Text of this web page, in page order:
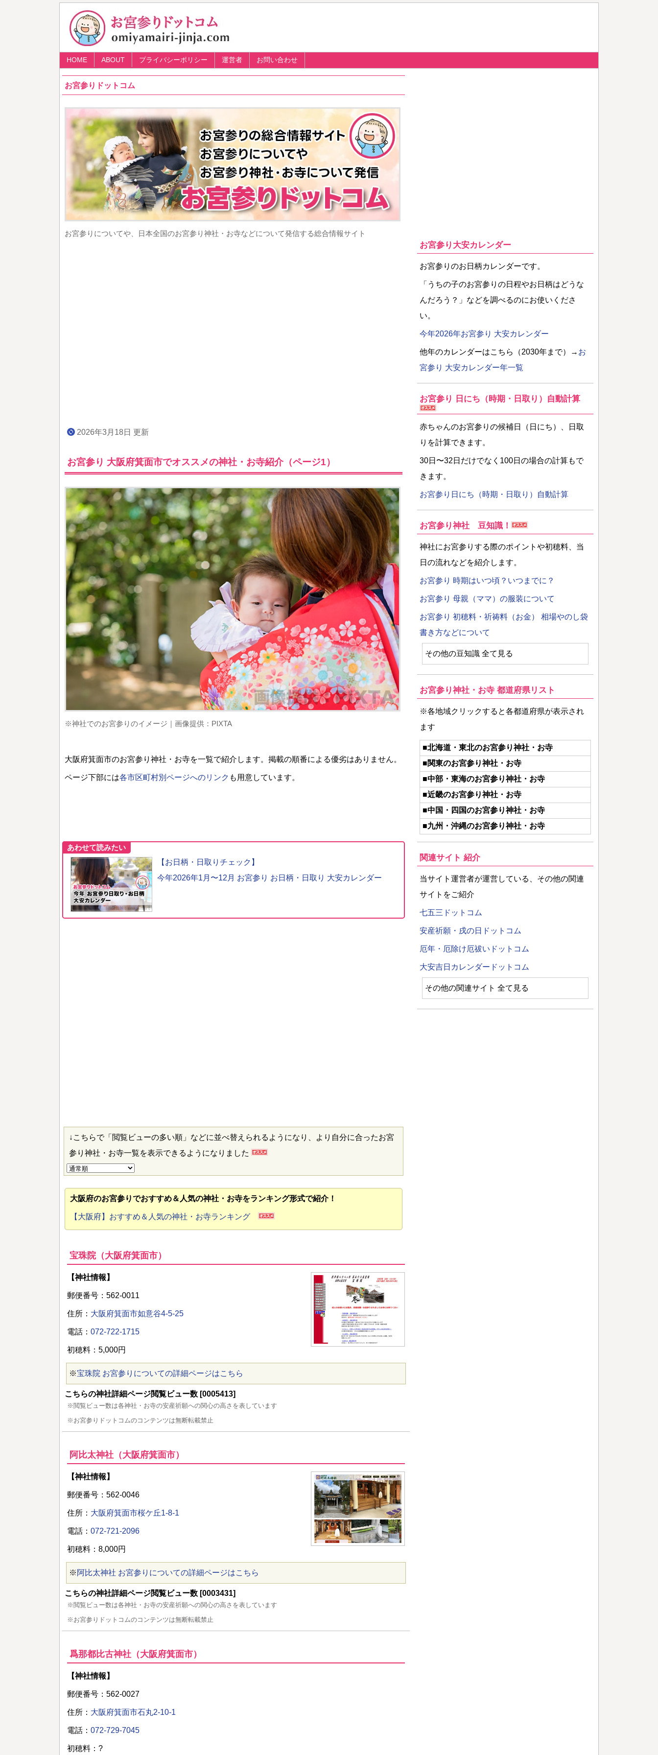
お宮参りドットコム
お宮参りについてや、日本全国のお宮参り神社・お寺などについて発信する総合情報サイト
2026年3月18日 更新
お宮参り 大阪府箕面市でオススメの神社・お寺紹介（ページ1）
※神社でのお宮参りのイメージ｜画像提供：PIXTA
大阪府箕面市のお宮参り神社・お寺を一覧で紹介します。掲載の順番による優劣はありません。
ページ下部には各市区町村別ページへのリンク も用意しています。
あわせて読みたい
【お日柄・日取りチェック】
今年2026年1月〜12月 お宮参り お日柄・日取り 大安カレンダー
↓こちらで「閲覧ビューの多い順」などに並べ替えられるようになり、より自分に合ったお宮
参り神社・お寺一覧を表示できるようになりました
大阪府のお宮参りでおすすめ＆人気の神社・お寺をランキング形式で紹介！
【大阪府】おすすめ＆人気の神社・お寺ランキング
宝珠院（大阪府箕面市）
【神社情報】
郵便番号：562-0011
住所： 大阪府箕面市如意谷4-5-25
電話： 072-722-1715
初穂料：5,000円
※宝珠院 お宮参りについての詳細ページはこちら
こちらの神社詳細ページ閲覧ビュー数 [0005413]
※閲覧ビュー数は各神社・お寺の安産祈願への関心の高さを表しています
※お宮参りドットコムのコンテンツは無断転載禁止
阿比太神社（大阪府箕面市）
【神社情報】
郵便番号：562-0046
住所： 大阪府箕面市桜ケ丘1-8-1
電話： 072-721-2096
初穂料：8,000円
※ 阿比太神社 お宮参りについての詳細ページはこちら
こちらの神社詳細ページ閲覧ビュー数 [0003431]
※閲覧ビュー数は各神社・お寺の安産祈願への関心の高さを表しています
※お宮参りドットコムのコンテンツは無断転載禁止
爲那都比古神社（大阪府箕面市）
【神社情報】
郵便番号：562-0027
住所： 大阪府箕面市石丸2-10-1
電話： 072-729-7045
初穂料：?
お宮参り大安カレンダー
お宮参りのお日柄カレンダーです。
「うちの子のお宮参りの日程やお日柄はどうな
んだろう？」などを調べるのにお使いくださ
い。
今年2026年お宮参り 大安カレンダー
他年のカレンダーはこちら（2030年まで）→ お
宮参り 大安カレンダー年一覧
お宮参り 日にち（時期・日取り）自動計算
赤ちゃんのお宮参りの候補日（日にち）、日取
りを計算できます。
30日〜32日だけでなく100日の場合の計算もで
きます。
お宮参り日にち（時期・日取り）自動計算
お宮参り神社 豆知識！
神社にお宮参りする際のポイントや初穂料、当
日の流れなどを紹介します。
お宮参り 時期はいつ頃？いつまでに？
お宮参り 母親（ママ）の服装について
お宮参り 初穂料・祈祷料（お金） 相場やのし袋
書き方などについて
その他の豆知識 全て見る
お宮参り神社・お寺 都道府県リスト
※各地域クリックすると各都道府県が表示され
ます
■北海道・東北のお宮参り神社・お寺
■関東のお宮参り神社・お寺
■中部・東海のお宮参り神社・お寺
■近畿のお宮参り神社・お寺
■中国・四国のお宮参り神社・お寺
■九州・沖縄のお宮参り神社・お寺
関連サイト 紹介
当サイト運営者が運営している、その他の関連
サイトをご紹介
七五三ドットコム
安産祈願・戌の日ドットコム
厄年・厄除け厄祓いドットコム
大安吉日カレンダードットコム
その他の関連サイト 全て見る
HOME ABOUT プライバシーポリシー 運営者 お問い合わせ